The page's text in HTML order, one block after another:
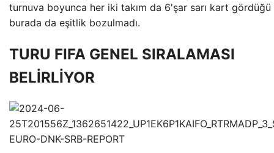
turnuva boyunca her iki takım da 6'şar sarı kart gördüğü
burada da eşitlik bozulmadı.
TURU FIFA GENEL SIRALAMASI
BELİRLİYOR